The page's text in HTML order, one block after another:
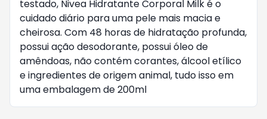
testado, Nivea Hidratante Corporal Milk é o
cuidado diário para uma pele mais macia e
cheirosa. Com 48 horas de hidratação profunda,
possui ação desodorante, possui óleo de
amêndoas, não contém corantes, álcool etílico
e ingredientes de origem animal, tudo isso em
uma embalagem de 200ml